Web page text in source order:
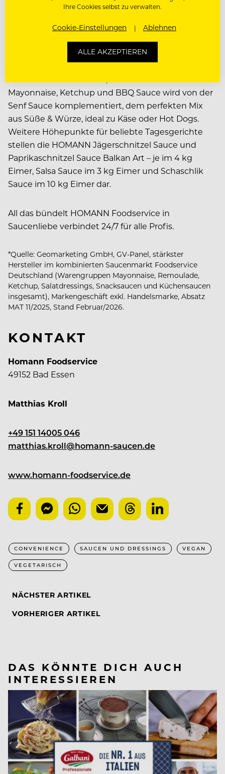
TUBEN UND WEITERE
SAUCEN FÜR DEN
PROFI-ALLTAG
Das topaktuelle und rein pflanzliche Front-of-
Mayonnaise, Ketchup und BBQ Sauce wird von der
Senf Sauce komplementiert, dem perfekten Mix
aus Süße & Würze, ideal zu Käse oder Hot Dogs.
Weitere Höhepunkte für beliebte Tagesgerichte
stellen die HOMANN Jägerschnitzel Sauce und
Paprikaschnitzel Sauce Balkan Art – je im 4 kg
Eimer, Salsa Sauce im 3 kg Eimer und Schaschlik
Sauce im 10 kg Eimer dar.
All das bündelt HOMANN Foodservice in
Saucenliebe verbindet 24/7 für alle Profis.
*Quelle: Geomarketing GmbH, GV-Panel, stärkster
Hersteller im kombinierten Saucenmarkt Foodservice
Deutschland (Warengruppen Mayonnaise, Remoulade,
Ketchup, Salatdressings, Snacksaucen und Küchensaucen
insgesamt), Markengeschäft exkl. Handelsmarke, Absatz
MAT 11/2025, Stand Februar/2026.
KONTAKT
Homann Foodservice
49152 Bad Essen
Matthias Kroll
+49 151 14005 046
matthias.kroll@homann-saucen.de
www.homann-foodservice.de
CONVENIENCE SAUCEN UND DRESSINGS VEGAN
VEGETARISCH
NÄCHSTER ARTIKEL
VORHERIGER ARTIKEL
DAS KÖNNTE DICH AUCH
INTERESSIEREN
Ihre Cookies selbst zu verwalten.
Cookie-Einstellungen Ablehnen
ALLE AKZEPTIEREN